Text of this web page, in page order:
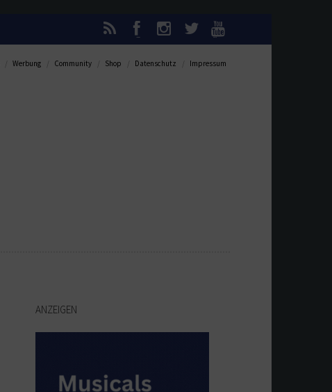
Werbung Community Shop Datenschutz Impressum
ANZEIGEN